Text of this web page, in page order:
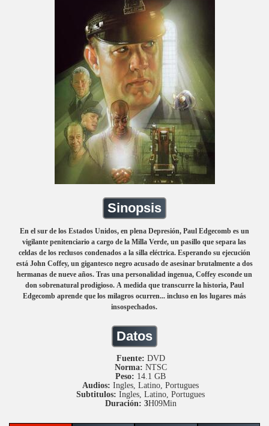
Sinopsis
En el sur de los Estados Unidos, en plena Depresión, Paul Edgecomb es un
vigilante penitenciario a cargo de la Milla Verde, un pasillo que separa las
celdas de los reclusos condenados a la silla eléctrica. Esperando su ejecución
está John Coffey, un gigantesco negro acusado de asesinar brutalmente a dos
hermanas de nueve años. Tras una personalidad ingenua, Coffey esconde un
don sobrenatural prodigioso. A medida que transcurre la historia, Paul
Edgecomb aprende que los milagros ocurren... incluso en los lugares más
insospechados.
Datos
Fuente: DVD
Norma: NTSC
Peso: 14.1 GB
Audios: Ingles, Latino, Portugues
Subtitulos: Ingles, Latino, Portugues
Duración: 3H09Min